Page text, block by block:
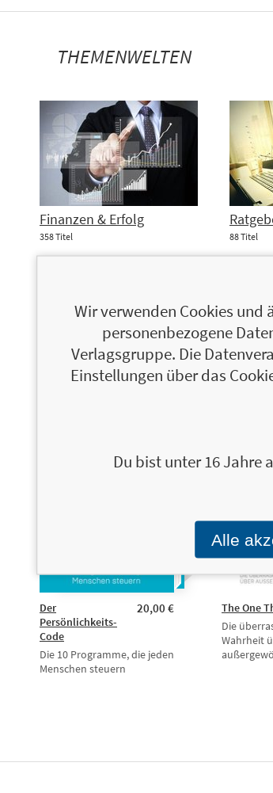
THEMENWELTEN
Finanzen & Erfolg
358 Titel 88 Titel
TOPTITEL
20,00 €
Der
Persönlichkeits-
Code
Die 10 Programme, die jeden
Menschen steuern
The One
Die
Wahrheit
Wir verwenden Cookies und
personenbezogene
Verlagsgruppe. Die
Einstellungen über das
Du bist unter 16 Jahre
Alle